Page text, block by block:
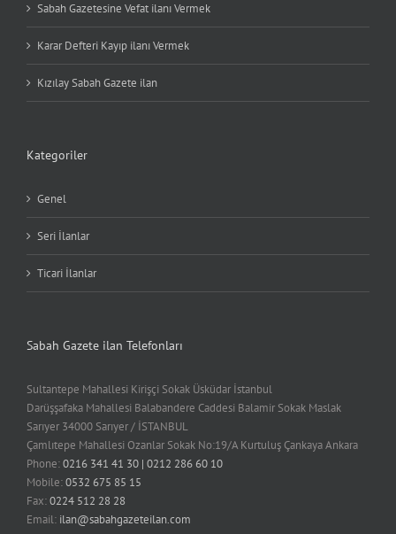
Sabah Gazetesine Vefat ilanı Vermek
Karar Defteri Kayıp ilanı Vermek
Kızılay Sabah Gazete ilan
Kategoriler
Genel
Seri İlanlar
Ticari İlanlar
Sabah Gazete ilan Telefonları
Sultantepe Mahallesi Kirişçi Sokak Üsküdar İstanbul
Darüşşafaka Mahallesi Balabandere Caddesi Balamir Sokak Maslak
Sarıyer 34000 Sarıyer / İSTANBUL
Çamlıtepe Mahallesi Ozanlar Sokak No:19/A Kurtuluş Çankaya Ankara
Phone:0216 341 41 30 | 0212 286 60 10
Mobile:0532 675 85 15
Fax:0224 512 28 28
Email: ilan@sabahgazeteilan.com